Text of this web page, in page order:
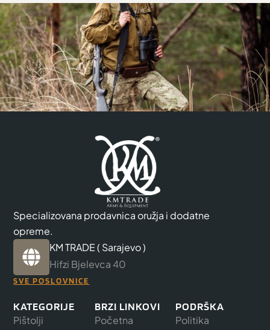
Specializovana prodavnica oružja i dodatne
opreme.
KM TRADE ( Sarajevo )
Hifzi Bjelevca 40
SVE POSLOVNICE
KATEGORIJE
Pištolji
BRZI LINKOVI
Početna
PODRŠKA
Politika